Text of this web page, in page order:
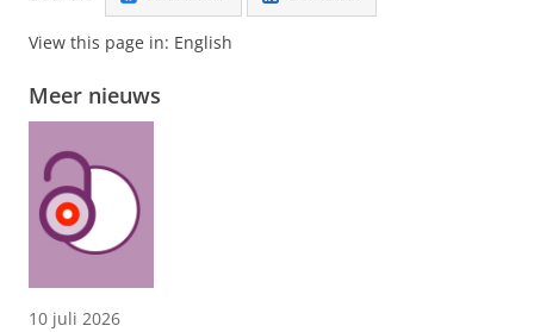
View this page in: English
Meer nieuws
10 juli 2026